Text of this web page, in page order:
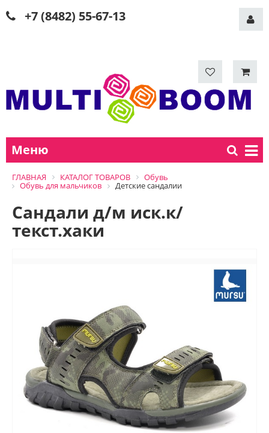
+7 (8482) 55-67-13
Меню
ГЛАВНАЯ КАТАЛОГ ТОВАРОВ
Обувь
Обувь для мальчиков
Детские сандалии
Сандали д/м иск.к/
текст.хаки